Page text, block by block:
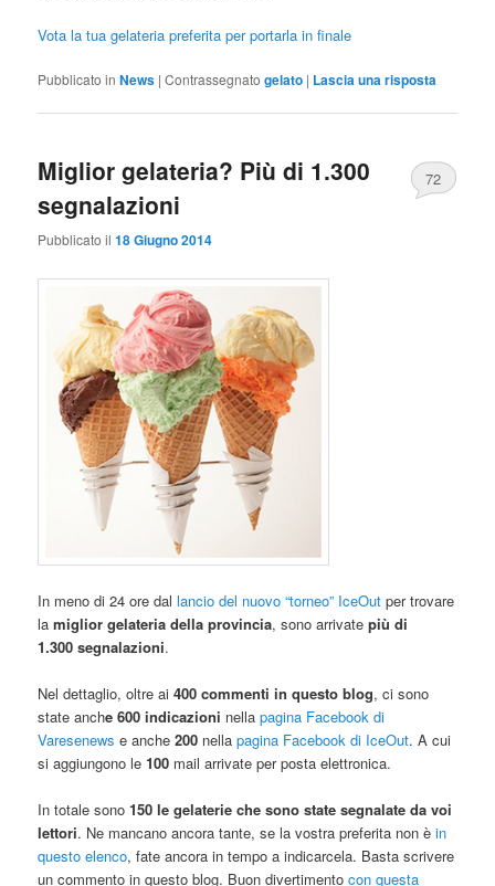
Vota la tua gelateria preferita per portarla in finale
Pubblicato in News |Contrassegnato gelato | Lascia una risposta
Miglior gelateria? Più di 1.300
segnalazioni
Pubblicato il18 Giugno 2014
72
In meno di 24 ore dallancio del nuovo “torneo” IceOutper trovare
lamiglior gelateria della provincia, sono arrivatepiù di
1.300 segnalazioni.
Nel dettaglio, oltre ai400 commenti in questo blog, ci sono
state anche 600 indicazioni nellapagina Facebook di
Varesenews e anche200 nellapagina Facebook di IceOut. A cui
si aggiungono le100 mail arrivate per posta elettronica.
In totale sono150 le gelaterie che sono state segnalate da voi
lettori. Ne mancano ancora tante, se la vostra preferita non èin
questo elenco, fate ancora in tempo a indicarcela. Basta scrivere
un commento in questo blog. Buon divertimentocon questa